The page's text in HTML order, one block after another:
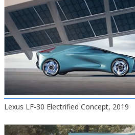
Lexus LF-30 Electrified Concept, 2019